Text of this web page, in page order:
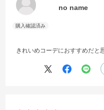
no name
きれいめコーデにおすすめだと